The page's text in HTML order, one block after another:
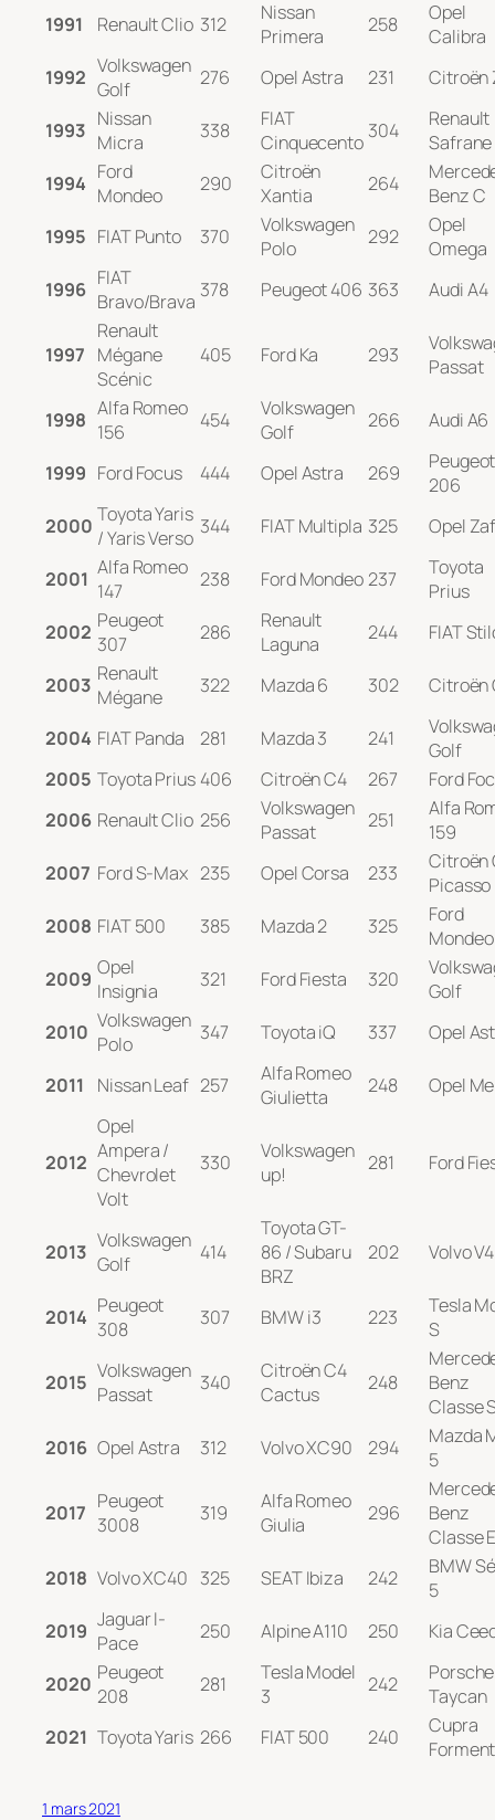
1991 Renault Clio 312
Nissan
Primera
258
Opel
Calibra
1992 Volkswagen
Golf
276 Opel Astra 231 Citroën
1993 Nissan
Micra
338
FIAT
Cinquecento 304
Renault
Safrane
1994 Ford
Mondeo
290
Citroën
Xantia
264
Benz C
1995 FIAT Punto 370
Volkswagen
Polo
292
Opel
Omega
1996 FIAT
Bravo/Brava 378 Peugeot 406 363 Audi A4
1997
Renault
Mégane
Scénic
405 Ford Ka 293
Passat
1998 Alfa Romeo
156
454
Volkswagen
Golf
266 Audi A6
1999 Ford Focus 444 Opel Astra 269
Peugeot
206
2000 Toyota Yaris
/ Yaris Verso 344 FIAT Multipla 325 Opel
2001 Alfa Romeo
147
238 Ford Mondeo237
Toyota
Prius
2002 Peugeot
307
286
Renault
Laguna
244 FIAT
2003 Renault
Mégane
322 Mazda 6 302 Citroën
2004 FIAT Panda 281 Mazda 3 241
Golf
2005 Toyota Prius 406 Citroën C4 267
Ford
2006 Renault Clio 256
Volkswagen
Passat
251
Alfa
159
2007 Ford S-Max 235 Opel Corsa 233
Citroën
Picasso
2008 FIAT 500 385 Mazda 2 325
Ford
Mondeo
2009 Opel
Insignia
321 Ford Fiesta 320
Golf
2010 Volkswagen
Polo
347 Toyota iQ 337 Opel
2011 Nissan Leaf 257
Alfa Romeo
Giulietta
248 Opel
2012
Opel
Ampera /
Chevrolet
Volt
330
Volkswagen
up!
281 Ford
2013 Volkswagen
Golf
414
Toyota GT-
86 / Subaru
BRZ
202 Volvo
2014 Peugeot
308
307 BMW i3 223
Tesla
S
2015 Volkswagen
Passat
340
Citroën C4
Cactus
248
Benz
Classe
2016 Opel Astra 312 Volvo XC90 294
Mazda
5
2017 Peugeot
3008
319
Alfa Romeo
Giulia
296
Benz
Classe
2018 Volvo XC40 325 SEAT Ibiza 242
BMW
5
2019 Jaguar I-
Pace
250 Alpine A110 250 Kia
2020 Peugeot
208
281
Tesla Model
3
242
Porsche
Taycan
2021 Toyota Yaris 266 FIAT 500 240
Cupra
1 mars 2021